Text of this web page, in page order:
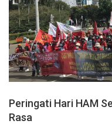
Peringati Hari HAM
Rasa